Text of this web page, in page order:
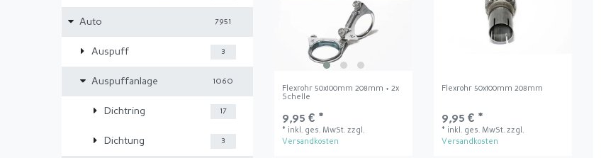
Auto 7951
Auspuff 3
Auspuffanlage 1060
Dichtring 17
Dichtung 3
Flexrohr 50x100mm 208mm + 2x
Schelle
9,95 € *
* inkl. ges. MwSt. zzgl.
Versandkosten
Flexrohr 50x100mm 208mm
9,95 € *
* inkl. ges. MwSt. zzgl.
Versandkosten